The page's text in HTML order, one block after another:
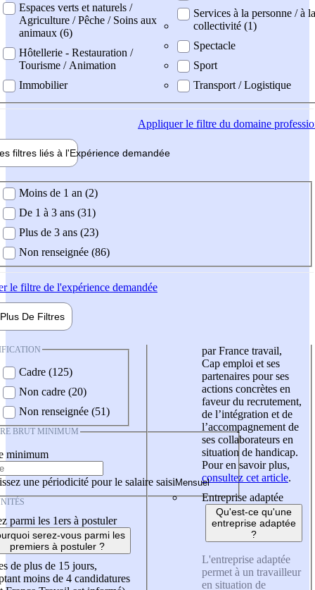
Espaces verts et naturels /
Agriculture / Pêche / Soins aux
animaux (6)
Hôtellerie - Restauration /
Tourisme / Animation
Immobilier
Services à la personne / à la
collectivité (1)
Spectacle
Sport
Transport / Logistique
Appliquerle filtre du domaine
filtres liés à l'Expérience demandée
demandée
Moins de 1 an (2)
De 1 à 3 ans (31)
Plus de 3 ans (23)
Non renseignée (86)
le filtre de l'expérience demandée
Plus De Filtres
Cadre (125)
Non cadre (20)
Non renseignée (51)
BRUT MINIMUM
minimum
une périodicité pour le salaire saisi
parmi les 1ers à postuler
serez-vous parmi les
premiers à postuler ?
de plus de 15 jours,
moins de 4 candidatures
par France travail,
Cap emploi et ses
partenaires pour ses
actions concrètes en
faveur du recrutement,
de l’intégration et de
l’accompagnement de
ses collaborateurs en
situation de handicap.
Pour en savoir plus,
consultez cet article.
Entreprise adaptée
Qu'est-ce qu'une
entreprise adaptée
?
L'entreprise adaptée
permet à un travailleur
en situation de